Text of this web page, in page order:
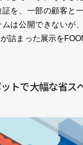
を、一部の顧客と
は公開できないが
詰まった展示を
トで大幅な省ス